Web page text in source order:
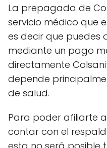
La prepagada de
servicio médico que
es decir que puedes
mediante un pago
directamente
depende
de salud.
Para poder afiliarte
contar con el